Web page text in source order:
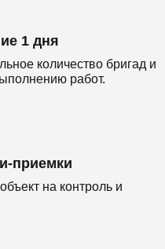
1 дня
количество бригад и
работ.
приемки
на контроль и